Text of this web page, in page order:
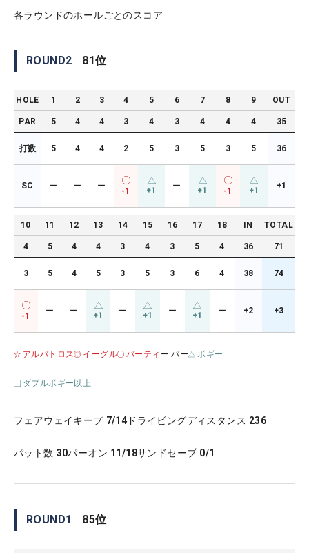
各ラウンドのホールごとのスコア
ROUND2 81位
HOLE 1 2 3 4 5 6 7 8 9 OUT
PAR 5 4 4 3 4 3 4 4 4 35
打数 5 4 4 2 5 3 5 3 5 36
SC ー ー ー
-1 +1 ー +1 -1 +1 +1
10 11 12 13 14 15 16 17 18 IN TOTAL
4 5 4 4 3 4 3 5 4 36 71
3 5 4 5 3 5 3 6 4 38 74
-1
ー ー +1 ー +1 ー +1 ー +2 +3
アルバトロス イーグル バーティ ー パー ボギー
ダブルボギー以上
フェアウェイキープ 7/14 ドライビングディスタンス 236
パット数 30パーオン 11/18サンドセーブ 0/1
ROUND1 85位